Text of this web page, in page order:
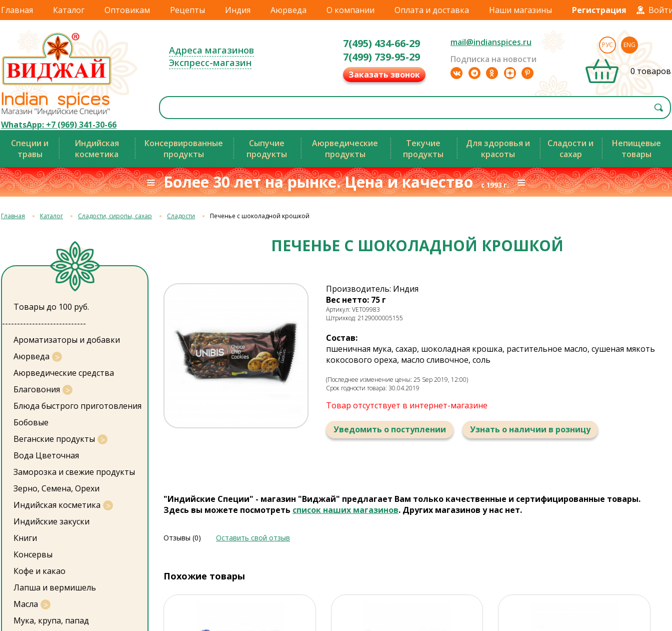
Главная Каталог Оптовикам Рецепты Индия Аюрведа О компании Оплата и доставка Наши магазины Регистрация
WhatsApp: +7 (969) 341-30-66
Адреса магазинов
Экспресс-магазин
7(495) 434-66-29
7(499) 739-95-29
Заказать звонок
mail@indianspices.ru
Подписка на новости
РУС ENG
0 товаров
Специи и
травы
Индийская
косметика
Консервированные
продукты
Сыпучие
продукты
Аюрведические
продукты
Текучие
продукты
Для здоровья и
красоты
Сладости и
сахар
Непищевые
товары
≡ Более 30 лет на рынке. Цена и качествос 1993 г.≡
Главная Каталог Сладости, сиропы, сахар Сладости Печенье с шоколадной крошкой
Товары до 100 руб.
----------------------------
Ароматизаторы и добавки
Аюрведа
Аюрведические средства
Благовония
Блюда быстрого приготовления
Бобовые
Веганские продукты
Вода Цветочная
Заморозка и свежие продукты
Зерно, Семена, Орехи
Индийская косметика
Индийские закуски
Книги
Консервы
Кофе и какао
Лапша и вермишель
Масла
Мука, крупа, папад
ПЕЧЕНЬЕ С ШОКОЛАДНОЙ КРОШКОЙ
Производитель: Индия
Вес нетто: 75 г
Артикул: VET09983
Штрихкод: 2129000005155
Состав:
пшеничная мука, сахар, шоколадная крошка, растительное масло, сушеная мякоть
кокосового ореха, масло сливочное, соль
(Последнее изменение цены: 25 Sep 2019, 12:00)
Срок годности товара: 30.04.2019
Товар отсутствует в интернет-магазине
Уведомить о поступлении Узнать о наличии в розницу
"Индийские Специи" - магазин "Виджай" предлагает Вам только качественные и сертифицированные товары.
Здесь вы можете посмотреть список наших магазинов. Других магазинов у нас нет.
Отзывы (0) Оставить свой отзыв
Похожие товары